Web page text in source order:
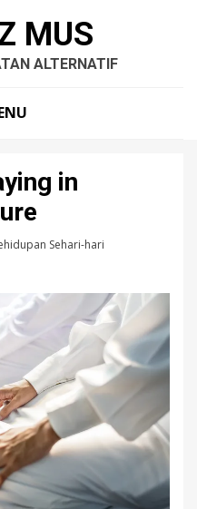
MUS
ALTERNATIF
in
Sehari-hari